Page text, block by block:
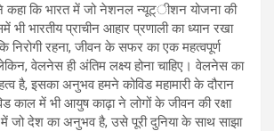
कहा कि भारत में जो नेशनल न्यूट्ीशन योजना की
भारतीय प्राचीन आहार प्रणाली का ध्यान रखा
निरोगी रहना, जीवन के सफर का एक महत्वपूर्ण
वेलनेस ही अंतिम लक्ष्य होना चाहिए। वेलनेस का
है, इसका अनुभव हमने कोविड महामारी के दौरान
काल में भी आयुष काढ़ा ने लोगों के जीवन की रक्षा
जो देश का अनुभव है, उसे पूरी दुनिया के साथ साझा